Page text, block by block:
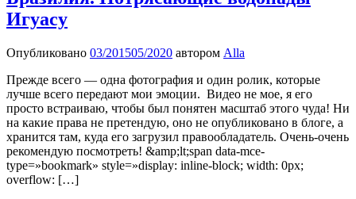
Игуасу
Опубликовано 03/201505/2020 автором Alla
Прежде всего — одна фотография и один ролик, которые
лучше всего передают мои эмоции. Видео не мое, я его
просто встраиваю, чтобы был понятен масштаб этого чуда! Ни
на какие права не претендую, оно не опубликовано в блоге, а
хранится там, куда его загрузил правообладатель. Очень-очень
рекомендую посмотреть! &amp;lt;span data-mce-
type=»bookmark» style=»display: inline-block; width: 0px;
overflow: […]